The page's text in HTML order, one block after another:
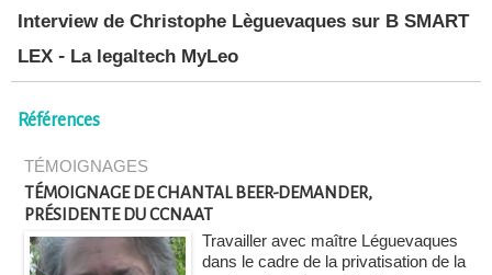
Interview de Christophe Lèguevaques sur B SMART
LEX - La legaltech MyLeo
Références
TÉMOIGNAGES
TÉMOIGNAGE DE CHANTAL BEER-DEMANDER,
PRÉSIDENTE DU CCNAAT
Travailler avec maître Léguevaques
dans le cadre de la privatisation de la